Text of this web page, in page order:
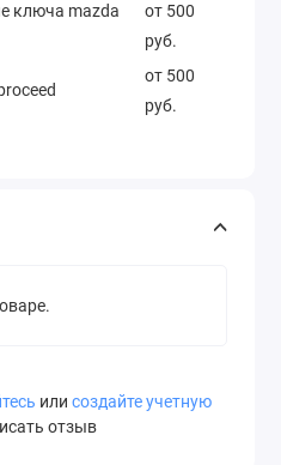
ключа mazda
от 500
руб.
от 500
руб.
или создайте учетную
отзыв